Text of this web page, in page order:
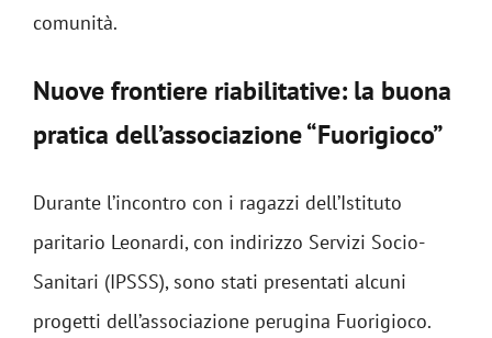
comunità.
Nuove frontiere riabilitative: la buona
pratica dell’associazione “Fuorigioco”
Durante l’incontro con i ragazzi dell’Istituto
paritario Leonardi, con indirizzo Servizi Socio-
Sanitari (IPSSS), sono stati presentati alcuni
progetti dell’associazione perugina Fuorigioco.